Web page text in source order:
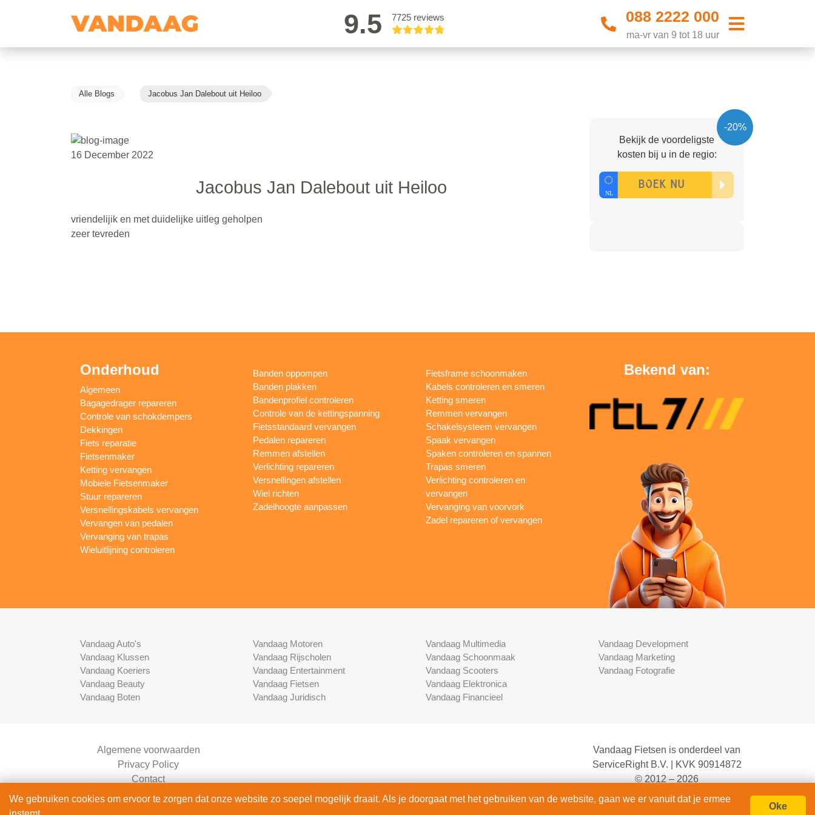
9.5 7725 reviews 088 2222 000
ma-vr van 9 tot 18 uur
Alle Blogs Jacobus Jan Dalebout uit Heiloo
16 December 2022
Jacobus Jan Dalebout uit Heiloo
vriendelijik en met duidelijke uitleg geholpen
zeer tevreden
-20%
Bekijk de voordeligste
kosten bij u in de regio:
Onderhoud
Algemeen
Bagagedrager repareren
Controle van schokdempers
Dekkingen
Fiets reparatie
Fietsenmaker
Ketting vervangen
Mobiele Fietsenmaker
Stuur repareren
Versnellingskabels vervangen
Vervangen van pedalen
Vervanging van trapas
Wieluitlijning controleren
Banden oppompen
Banden plakken
Bandenprofiel controleren
Controle van de kettingspanning
Fietsstandaard vervangen
Pedalen repareren
Remmen afstellen
Verlichting repareren
Versnellingen afstellen
Wiel richten
Zadelhoogte aanpassen
Fietsframe schoonmaken
Kabels controleren en smeren
Ketting smeren
Remmen vervangen
Schakelsysteem vervangen
Spaak vervangen
Spaken controleren en spannen
Trapas smeren
Verlichting controleren en
vervangen
Vervanging van voorvork
Zadel repareren of vervangen
Bekend van:
Vandaag Auto's
Vandaag Klussen
Vandaag Koeriers
Vandaag Beauty
Vandaag Boten
Vandaag Motoren
Vandaag Rijscholen
Vandaag Entertainment
Vandaag Fietsen
Vandaag Juridisch
Vandaag Multimedia
Vandaag Schoonmaak
Vandaag Scooters
Vandaag Elektronica
Vandaag Financieel
Vandaag Development
Vandaag Marketing
Vandaag Fotografie
Algemene voorwaarden
Privacy Policy
Contact
Bedrijven Inlog
Vandaag Fietsen is onderdeel van
ServiceRight B.V. | KVK 90914872
© 2012 – 2026
alle rechten voorbehouden.
We gebruiken cookies om ervoor te zorgen dat onze website zo soepel mogelijk draait. Als je doorgaat met het gebruiken van de website, gaan we er vanuit dat je ermee
Oke